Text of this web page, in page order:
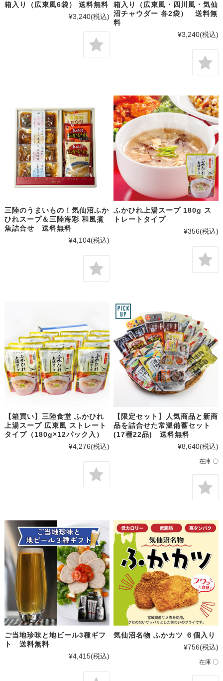
箱入り（広東風6袋） 送料無料
¥3,240(税込)
箱入り（広東風・四川風・気仙
沼チャウダー 各2袋） 送料無
料
¥3,240(税込)
三陸のうまいもの！気仙沼ふか
ひれスープ＆三陸海彩 和風煮
魚詰合せ 送料無料
¥4,104(税込)
ふかひれ上湯スープ 180g ス
トレートタイプ
¥356(税込)
【箱買い】三陸食堂 ふかひれ
上湯スープ 広東風 ストレート
タイプ（180g×12パック入）
¥4,276(税込)
【限定セット】人気商品と新商
品を詰合せた常温備蓄セット
(17種22品) 送料無料
¥8,640(税込)
在庫 〇
ご当地珍味と地ビール3種ギフ
ト 送料無料
¥4,415(税込)
気仙沼名物 ふかカツ ６個入り
¥756(税込)
在庫 〇